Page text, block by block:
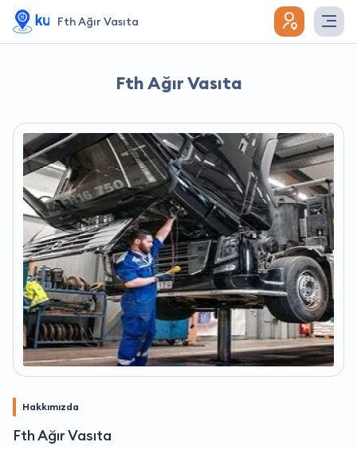
Fth Ağır Vasıta
Fth Ağır Vasıta
Hakkımızda
Fth Ağır Vasıta